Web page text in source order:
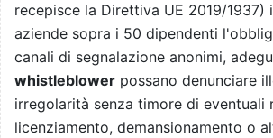
recepisce la Direttiva UE 2019/1937)
aziende sopra i 50 dipendenti
canali di segnalazione anonimi,
whistleblower possano denunciare
irregolarità senza timore di eventuali
licenziamento, demansionamento o